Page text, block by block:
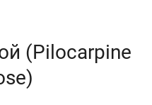
(Pilocarpine